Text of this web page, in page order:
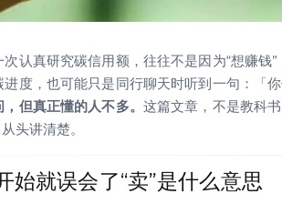
认真研究碳信用额，往往不是因为“想赚
进度，也可能只是同行聊天时听到一句：
但真正懂的人不多。 这篇文章，不是教科
头讲清楚。
始就误会了“卖”是什么意思